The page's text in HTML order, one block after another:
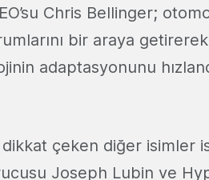
Chris Bellinger;
bir araya
adaptasyonunu
çeken diğer isimler
Joseph Lubin ve